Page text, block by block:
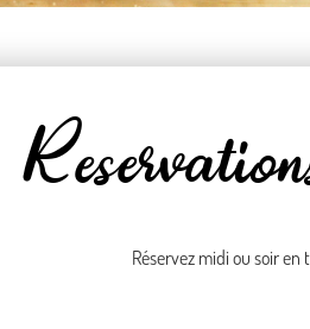
Réservez midi ou soir en